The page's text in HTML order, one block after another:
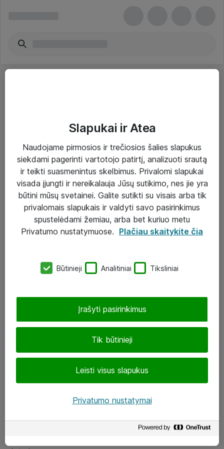
Paslaugos
Sprendimai
Įgyvendinti projektai
Atea ekspertų patarimai verslui
eShop@atea.lt
LinkedIn
Slapukai ir Atea
Naudojame pirmosios ir trečiosios šalies slapukus
siekdami pagerinti vartotojo patirtį, analizuoti srautą
ir teikti suasmenintus skelbimus. Privalomi slapukai
visada įjungti ir nereikalauja Jūsų sutikimo, nes jie yra
būtini mūsų svetainei. Galite sutikti su visais arba tik
privalomais slapukais ir valdyti savo pasirinkimus
spustelėdami žemiau, arba bet kuriuo metu
Privatumo nustatymuose. Plačiau skaitykite čia
Būtinieji Analitiniai Tiksliniai
Tik būtinieji
Leisti visus slapukus
Įrašyti pasirinkimus
Privatumo nustatymai